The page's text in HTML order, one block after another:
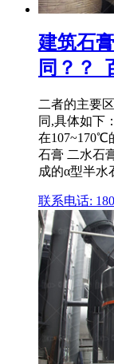
建筑石
同？？_
二者的主要
同,具体如下
在107~170℃
石膏 二水石
成的α型半水
联系电话: